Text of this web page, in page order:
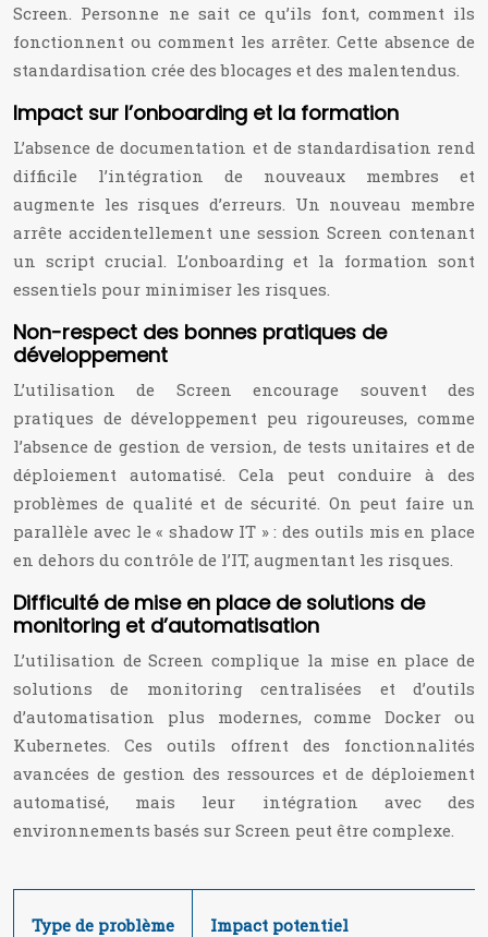
Screen. Personne ne sait ce qu’ils font, comment ils
fonctionnent ou comment les arrêter. Cette absence de
standardisation crée des blocages et des malentendus.
Impact sur l’onboarding et la formation
L’absence de documentation et de standardisation rend
difficile l’intégration de nouveaux membres et
augmente les risques d’erreurs. Un nouveau membre
arrête accidentellement une session Screen contenant
un script crucial. L’onboarding et la formation sont
essentiels pour minimiser les risques.
Non-respect des bonnes pratiques de
développement
L’utilisation de Screen encourage souvent des
pratiques de développement peu rigoureuses, comme
l’absence de gestion de version, de tests unitaires et de
déploiement automatisé. Cela peut conduire à des
problèmes de qualité et de sécurité. On peut faire un
parallèle avec le « shadow IT » : des outils mis en place
en dehors du contrôle de l’IT, augmentant les risques.
Difficulté de mise en place de solutions de
monitoring et d’automatisation
L’utilisation de Screen complique la mise en place de
solutions de monitoring centralisées et d’outils
d’automatisation plus modernes, comme Docker ou
Kubernetes. Ces outils offrent des fonctionnalités
avancées de gestion des ressources et de déploiement
automatisé, mais leur intégration avec des
environnements basés sur Screen peut être complexe.
Type de problème Impact potentiel